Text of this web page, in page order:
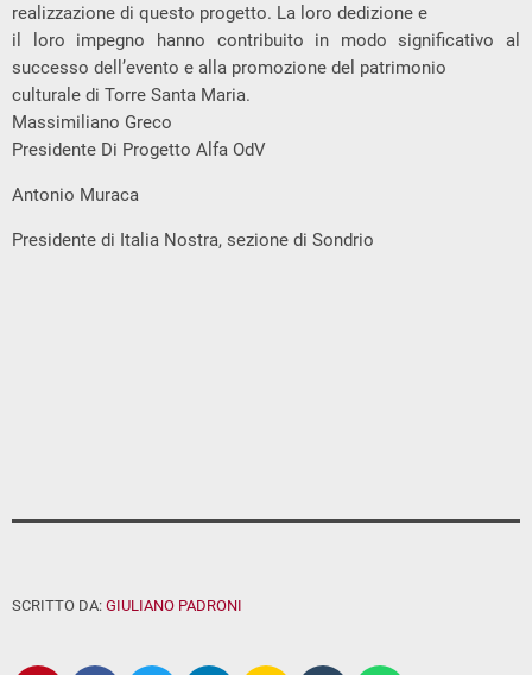
realizzazione di questo progetto. La loro dedizione e
il loro impegno hanno contribuito in modo significativo al
successo dell’evento e alla promozione del patrimonio
culturale di Torre Santa Maria.
Massimiliano Greco
Presidente Di Progetto Alfa OdV
Antonio Muraca
Presidente di Italia Nostra, sezione di Sondrio
SCRITTO DA: GIULIANO PADRONI